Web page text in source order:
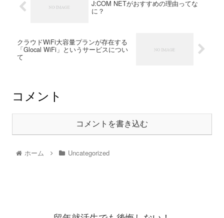
J:COM NETがおすすめの理由ってな
に？
クラウドWiFi大容量プランが存在する
「Glocal WiFi」というサービスについ
て
コメント
コメントを書き込む
ホーム Uncategorized